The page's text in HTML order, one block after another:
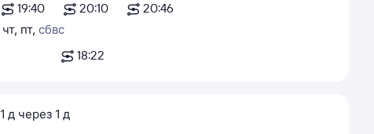
19:40 20:10
20:46
чт, пт, сбвс
18:22
1 д через 1 д